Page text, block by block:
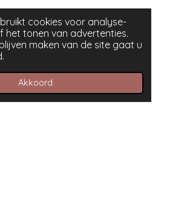
cookies voor analyse-
het tonen van advertenties.
maken van de site gaat u
Akkoord